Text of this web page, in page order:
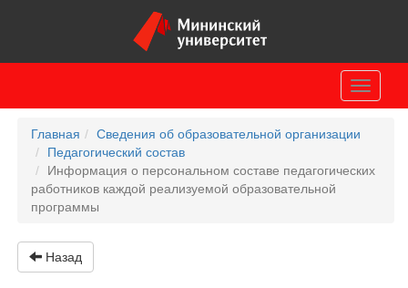
Toggle
Главная
Сведения об образовательной организации
Педагогический состав
Информация о персональном составе педагогических
работников каждой реализуемой образовательной
программы
Назад